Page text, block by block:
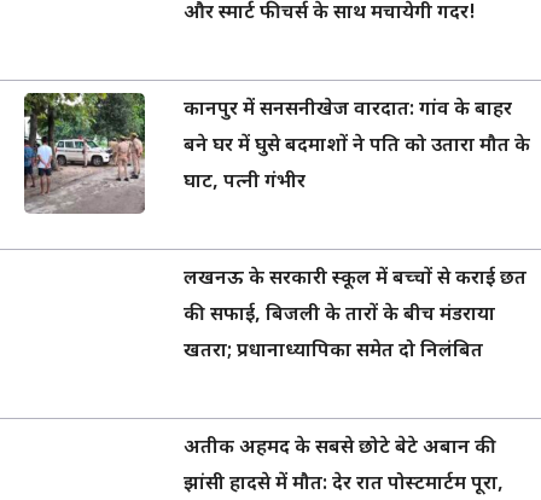
और स्मार्ट फीचर्स के साथ मचायेगी गदर!
कानपुर में सनसनीखेज वारदात: गांव के बाहर
बने घर में घुसे बदमाशों ने पति को उतारा मौत के
घाट, पत्नी गंभीर
लखनऊ के सरकारी स्कूल में बच्चों से कराई छत
की सफाई, बिजली के तारों के बीच मंडराया
खतरा; प्रधानाध्यापिका समेत दो निलंबित
अतीक अहमद के सबसे छोटे बेटे अबान की
झांसी हादसे में मौत: देर रात पोस्टमार्टम पूरा,